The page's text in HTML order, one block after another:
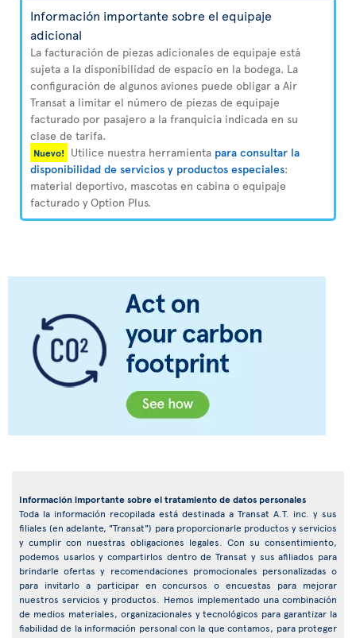
Información importante sobre el equipaje
adicional
La facturación de piezas adicionales de equipaje está
sujeta a la disponibilidad de espacio en la bodega. La
configuración de algunos aviones puede obligar a Air
Transat a limitar el número de piezas de equipaje
facturado por pasajero a la franquicia indicada en su
clase de tarifa.
Nuevo! Utilice nuestra herramienta para consultar la
disponibilidad de servicios y productos especiales:
material deportivo, mascotas en cabina o equipaje
facturado y Option Plus.
Información importante sobre el tratamiento de datos personales
Toda la información recopilada está destinada a Transat A.T. inc. y sus
filiales (en adelante, "Transat") para proporcionarle productos y servicios
y cumplir con nuestras obligaciones legales. Con su consentimiento,
podemos usarlos y compartirlos dentro de Transat y sus afiliados para
brindarle ofertas y recomendaciones promocionales personalizadas o
para invitarlo a participar en concursos o encuestas para mejorar
nuestros servicios y productos. Hemos implementado una combinación
de medios materiales, organizacionales y tecnológicos para garantizar la
fiabilidad de la información personal con la que contamos, para proteger